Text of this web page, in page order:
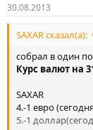
30.08.2013
SAXAR сказал(а):
собрал в один
Курс валют на
SAXAR
4.-1 евро
5.-1